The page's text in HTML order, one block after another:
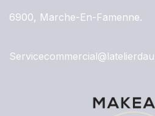
6900, Marche-En-Famenne.